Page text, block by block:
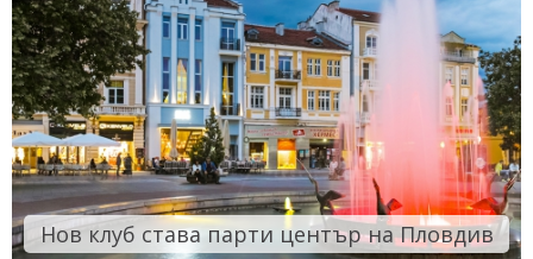
Нов клуб става парти център на Пловдив